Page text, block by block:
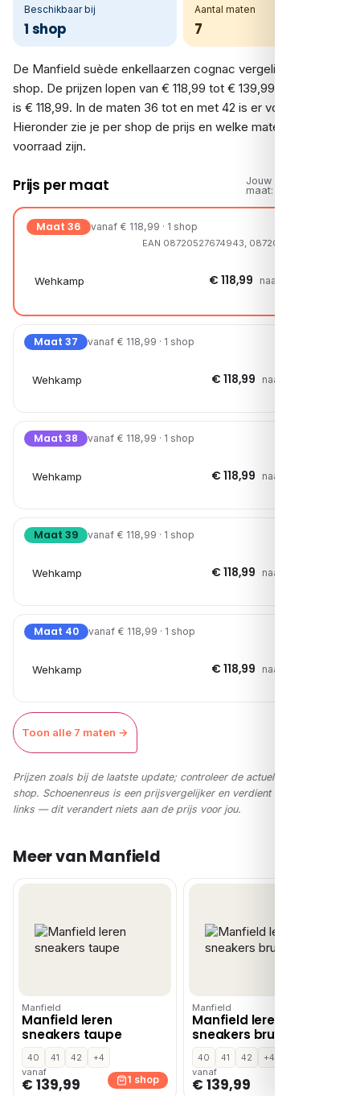
Beschikbaar bij
1 shop
Aantal maten
7
De Manfield suède enkellaarzen cognac vergelijk je bij 1
shop. De prijzen lopen van € 118,99 tot € 139,99; de laagste
is € 118,99. In de maten 36 tot en met 42 is er voorraad.
Hieronder zie je per shop de prijs en welke maten op
voorraad zijn.
Prijs per maat
Jouw
maat:
Maat 36 vanaf € 118,99 · 1 shop
EAN 08720527674943, 08720527689060
Wehkamp € 118,99 naar shop →
Maat 37 vanaf € 118,99 · 1 shop
Wehkamp € 118,99 naar shop →
Maat 38 vanaf € 118,99 · 1 shop
Wehkamp € 118,99 naar shop →
Maat 39 vanaf € 118,99 · 1 shop
Wehkamp € 118,99 naar shop →
Maat 40 vanaf € 118,99 · 1 shop
Wehkamp € 118,99 naar shop →
Toon alle 7 maten →
Prijzen zoals bij de laatste update; controleer de actuele prijs in de
shop. Schoenenreus is een prijsvergelijker en verdient via affiliate-
links — dit verandert niets aan de prijs voor jou.
Meer van Manfield
Manfield
Manfield leren
sneakers taupe
40 41 42
+4
vanaf
€ 139,99 1 shop
Manfield
Manfield leren
sneakers bruin
40 41 42
+4
vanaf
€ 139,99